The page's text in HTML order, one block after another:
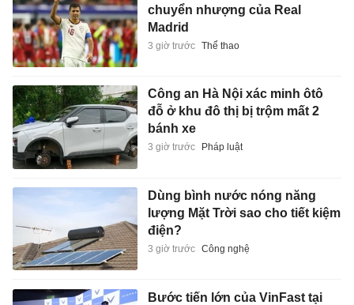
chuyển nhượng của Real
Madrid
3 giờ trước Thể thao
Công an Hà Nội xác minh ôtô
đỗ ở khu đô thị bị trộm mất 2
bánh xe
3 giờ trước Pháp luật
Dùng bình nước nóng năng
lượng Mặt Trời sao cho tiết kiệm
điện?
3 giờ trước Công nghệ
Bước tiến lớn của VinFast tại